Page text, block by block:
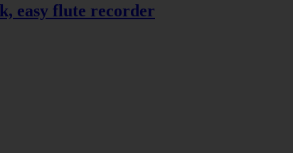
easy flute recorder